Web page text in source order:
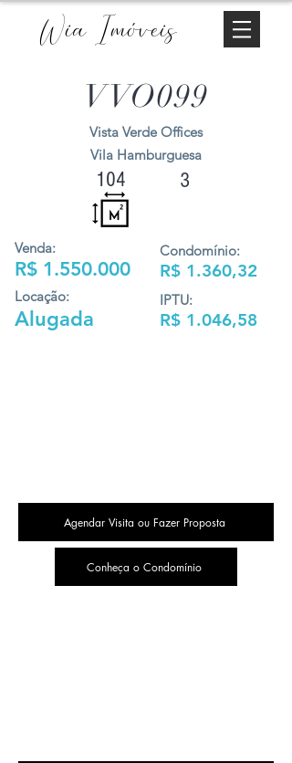
Wia Imóveis
VVO099
Vista Verde Offices
Vila Hamburguesa
104
Venda:
R$ 1.550.000
Locação:
Alugada
3
Condomínio:
R$ 1.360,32
IPTU:
R$ 1.046,58
Agendar Visita ou Fazer Proposta
Conheça o Condomínio